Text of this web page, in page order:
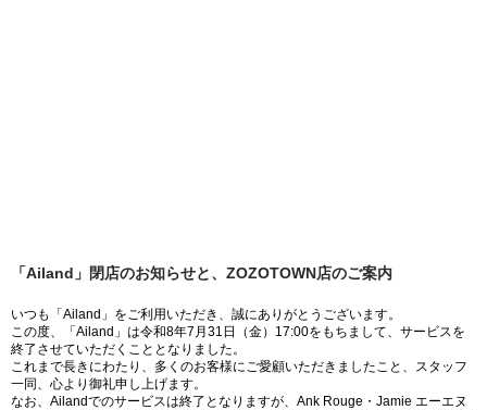
「Ailand」閉店のお知らせと、ZOZOTOWN店のご案内
いつも「Ailand」をご利用いただき、誠にありがとうございます。
この度、「Ailand」は令和8年7月31日（金）17:00をもちまして、サービスを
終了させていただくこととなりました。
これまで長きにわたり、多くのお客様にご愛顧いただきましたこと、スタッフ
一同、心より御礼申し上げます。
なお、Ailandでのサービスは終了となりますが、Ank Rouge・Jamie エーエヌ